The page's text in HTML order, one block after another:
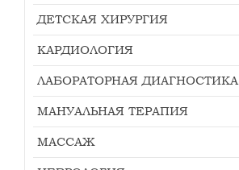
ДЕТСКАЯ ХИРУРГИЯ
КАРДИОЛОГИЯ
ЛАБОРАТОРНАЯ ДИАГНОСТИКА
МАНУАЛЬНАЯ ТЕРАПИЯ
МАССАЖ